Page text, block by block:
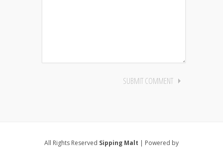
All Rights Reserved Sipping Malt | Powered by